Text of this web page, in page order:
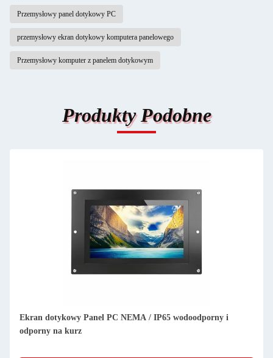
Przemysłowy panel dotykowy PC
przemysłowy ekran dotykowy komputera panelowego
Przemysłowy komputer z panelem dotykowym
Produkty Podobne
128GB SSD o wysokiej prędkości Komputer z wytrzymałym
ekranem dotykowym X86 Tablica główna 350Mbps